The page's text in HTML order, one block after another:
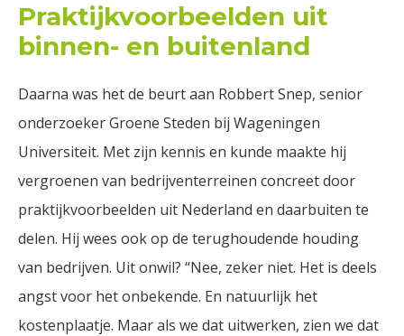
Praktijkvoorbeelden uit
binnen- en buitenland
Daarna was het de beurt aan Robbert Snep, senior
onderzoeker Groene Steden bij Wageningen
Universiteit. Met zijn kennis en kunde maakte hij
vergroenen van bedrijventerreinen concreet door
praktijkvoorbeelden uit Nederland en daarbuiten te
delen. Hij wees ook op de terughoudende houding
van bedrijven. Uit onwil? “Nee, zeker niet. Het is deels
angst voor het onbekende. En natuurlijk het
kostenplaatje. Maar als we dat uitwerken, zien we dat